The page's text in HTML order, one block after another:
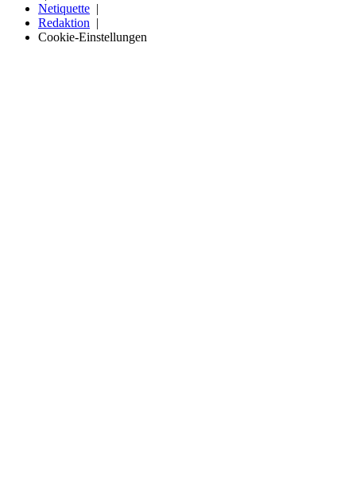
Netiquette
Redaktion
Cookie-Einstellungen